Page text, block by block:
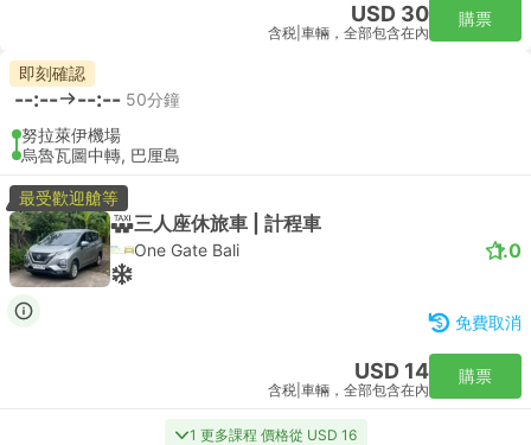
USD 30
含税 車輛，全部包含在內
購票
即刻確認
--:-- --:-- 50分鐘
努拉萊伊機場
烏魯瓦圖中轉, 巴厘島
最受歡迎艙等
三人座休旅車 | 計程車
One Gate Bali 1.0
免費取消
USD 14
含税 車輛，全部包含在內
購票
1 更多課程 價格從 USD 16